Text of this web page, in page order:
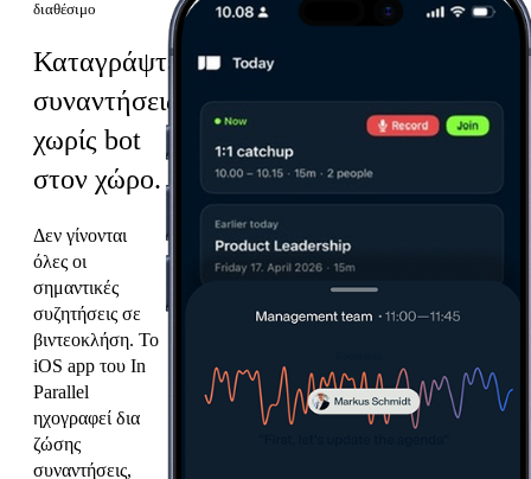
διαθέσιμο
Καταγράψτε
συναντήσεις
χωρίς bot
στον χώρο.
Δεν γίνονται
όλες οι
σημαντικές
συζητήσεις σε
βιντεοκλήση. Το
iOS app του In
Parallel
ηχογραφεί δια
ζώσης
συναντήσεις,